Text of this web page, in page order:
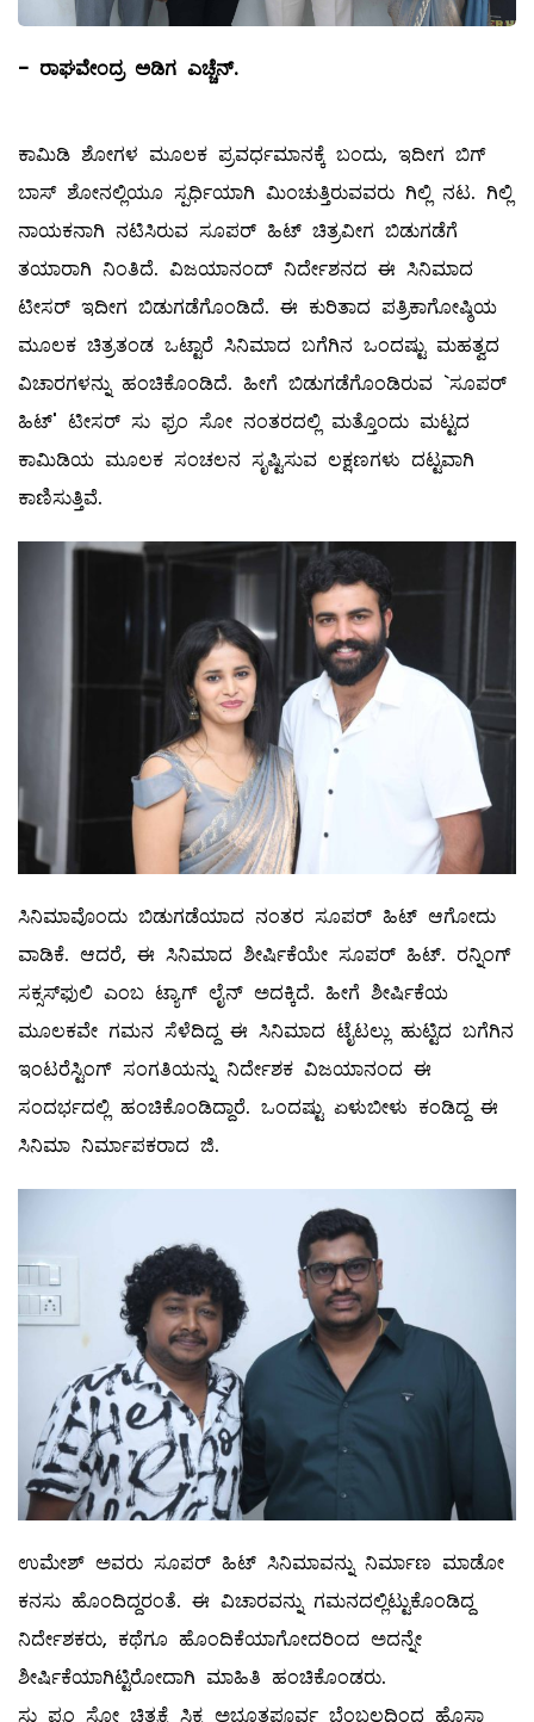
- ರಾಘವೇಂದ್ರ ಅಡಿಗ ಎಚ್ಚೆನ್.
ಕಾಮಿಡಿ ಶೋಗಳ ಮೂಲಕ ಪ್ರವರ್ಧಮಾನಕ್ಕೆ ಬಂದು, ಇದೀಗ ಬಿಗ್
ಬಾಸ್ ಶೋನಲ್ಲಿಯೂ ಸ್ಪರ್ಧಿಯಾಗಿ ಮಿಂಚುತ್ತಿರುವವರು ಗಿಲ್ಲಿ ನಟ. ಗಿಲ್ಲಿ
ನಾಯಕನಾಗಿ ನಟಿಸಿರುವ ಸೂಪರ್ ಹಿಟ್ ಚಿತ್ರವೀಗ ಬಿಡುಗಡೆಗೆ
ತಯಾರಾಗಿ ನಿಂತಿದೆ. ವಿಜಯಾನಂದ್ ನಿರ್ದೇಶನದ ಈ ಸಿನಿಮಾದ
ಟೀಸರ್ ಇದೀಗ ಬಿಡುಗಡೆಗೊಂಡಿದೆ. ಈ ಕುರಿತಾದ ಪತ್ರಿಕಾಗೋಷ್ಠಿಯ
ಮೂಲಕ ಚಿತ್ರತಂಡ ಒಟ್ಟಾರೆ ಸಿನಿಮಾದ ಬಗೆಗಿನ ಒಂದಷ್ಟು ಮಹತ್ವದ
ವಿಚಾರಗಳನ್ನು ಹಂಚಿಕೊಂಡಿದೆ. ಹೀಗೆ ಬಿಡುಗಡೆಗೊಂಡಿರುವ `ಸೂಪರ್
ಹಿಟ್' ಟೀಸರ್ ಸು ಫ್ರಂ ಸೋ ನಂತರದಲ್ಲಿ ಮತ್ತೊಂದು ಮಟ್ಟದ
ಕಾಮಿಡಿಯ ಮೂಲಕ ಸಂಚಲನ ಸೃಷ್ಟಿಸುವ ಲಕ್ಷಣಗಳು ದಟ್ಟವಾಗಿ
ಕಾಣಿಸುತ್ತಿವೆ.
ಸಿನಿಮಾವೊಂದು ಬಿಡುಗಡೆಯಾದ ನಂತರ ಸೂಪರ್ ಹಿಟ್ ಆಗೋದು
ವಾಡಿಕೆ. ಆದರೆ, ಈ ಸಿನಿಮಾದ ಶೀರ್ಷಿಕೆಯೇ ಸೂಪರ್ ಹಿಟ್. ರನ್ನಿಂಗ್
ಸಕ್ಸಸ್‌ಫುಲಿ ಎಂಬ ಟ್ಯಾಗ್ ಲೈನ್ ಅದಕ್ಕಿದೆ. ಹೀಗೆ ಶೀರ್ಷಿಕೆಯ
ಮೂಲಕವೇ ಗಮನ ಸೆಳೆದಿದ್ದ ಈ ಸಿನಿಮಾದ ಟೈಟಲ್ಲು ಹುಟ್ಟಿದ ಬಗೆಗಿನ
ಇಂಟರೆಸ್ಟಿಂಗ್ ಸಂಗತಿಯನ್ನು ನಿರ್ದೇಶಕ ವಿಜಯಾನಂದ ಈ
ಸಂದರ್ಭದಲ್ಲಿ ಹಂಚಿಕೊಂಡಿದ್ದಾರೆ. ಒಂದಷ್ಟು ಏಳುಬೀಳು ಕಂಡಿದ್ದ ಈ
ಸಿನಿಮಾ ನಿರ್ಮಾಪಕರಾದ ಜಿ.
ಉಮೇಶ್ ಅವರು ಸೂಪರ್ ಹಿಟ್ ಸಿನಿಮಾವನ್ನು ನಿರ್ಮಾಣ ಮಾಡೋ
ಕನಸು ಹೊಂದಿದ್ದರಂತೆ. ಈ ವಿಚಾರವನ್ನು ಗಮನದಲ್ಲಿಟ್ಟುಕೊಂಡಿದ್ದ
ನಿರ್ದೇಶಕರು, ಕಥೆಗೂ ಹೊಂದಿಕೆಯಾಗೋದರಿಂದ ಅದನ್ನೇ
ಶೀರ್ಷಿಕೆಯಾಗಿಟ್ಟಿರೋದಾಗಿ ಮಾಹಿತಿ ಹಂಚಿಕೊಂಡರು.
ಸು ಫ್ರಂ ಸೋ ಚಿತ್ರಕ್ಕೆ ಸಿಕ್ಕ ಅಭೂತಪೂರ್ವ ಬೆಂಬಲದಿಂದ ಹೊಸಾ